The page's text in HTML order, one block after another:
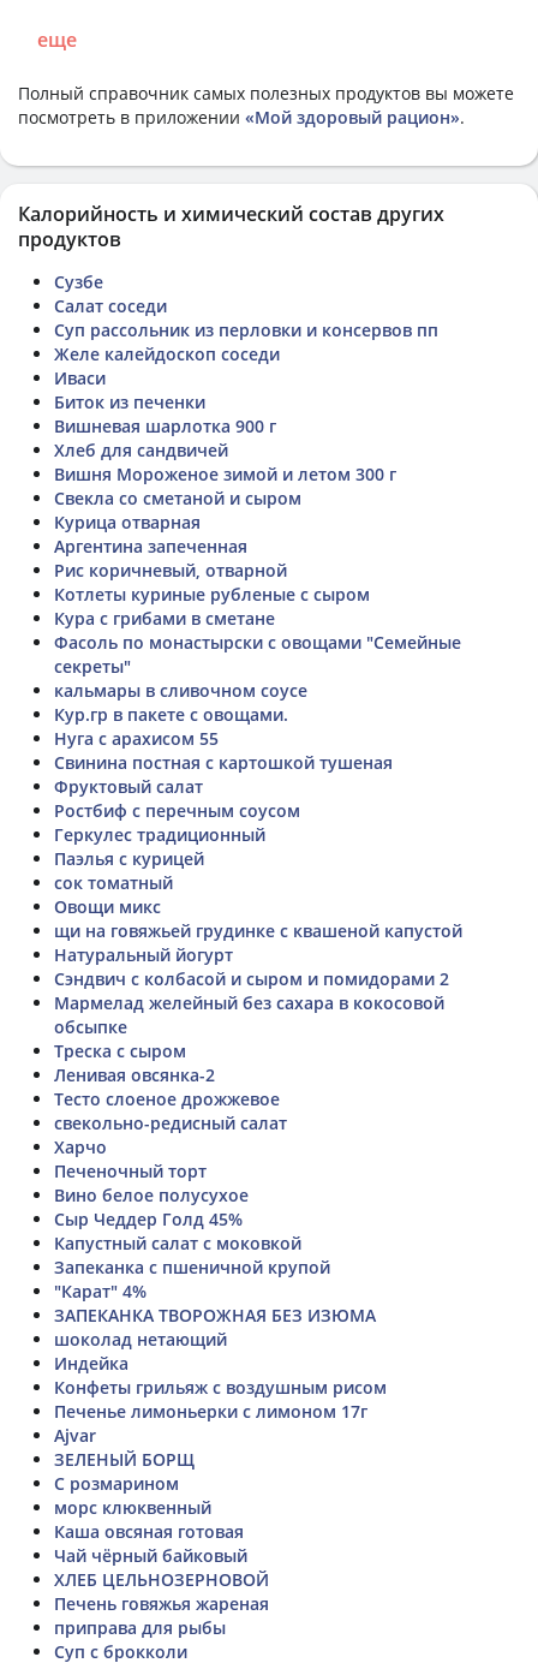
еще
Полный справочник самых полезных продуктов вы можете
посмотреть в приложении «Мой здоровый рацион».
Калорийность и химический состав других
продуктов
Сузбе
Салат соседи
Суп рассольник из перловки и консервов пп
Желе калейдоскоп соседи
Иваси
Биток из печенки
Вишневая шарлотка 900 г
Хлеб для сандвичей
Вишня Мороженое зимой и летом 300 г
Свекла со сметаной и сыром
Курица отварная
Аргентина запеченная
Рис коричневый, отварной
Котлеты куриные рубленые с сыром
Кура с грибами в сметане
Фасоль по монастырски с овощами "Семейные
секреты"
кальмары в сливочном соусе
Кур.гр в пакете с овощами.
Нуга с арахисом 55
Свинина постная с картошкой тушеная
Фруктовый салат
Ростбиф с перечным соусом
Геркулес традиционный
Паэлья с курицей
сок томатный
Овощи микс
щи на говяжьей грудинке с квашеной капустой
Натуральный йогурт
Сэндвич с колбасой и сыром и помидорами 2
Мармелад желейный без сахара в кокосовой
обсыпке
Треска с сыром
Ленивая овсянка-2
Тесто слоеное дрожжевое
свекольно-редисный салат
Харчо
Печеночный торт
Вино белое полусухое
Сыр Чеддер Голд 45%
Капустный салат с моковкой
Запеканка с пшеничной крупой
"Карат" 4%
ЗАПЕКАНКА ТВОРОЖНАЯ БЕЗ ИЗЮМА
шоколад нетающий
Индейка
Конфеты грильяж с воздушным рисом
Печенье лимоньерки с лимоном 17г
Ajvar
ЗЕЛЕНЫЙ БОРЩ
С розмарином
морс клюквенный
Каша овсяная готовая
Чай чёрный байковый
ХЛЕБ ЦЕЛЬНОЗЕРНОВОЙ
Печень говяжья жареная
приправа для рыбы
Суп с брокколи